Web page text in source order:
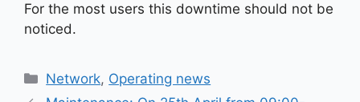
For the most users this downtime should not be
noticed.
Kategorien
Network, Operating news